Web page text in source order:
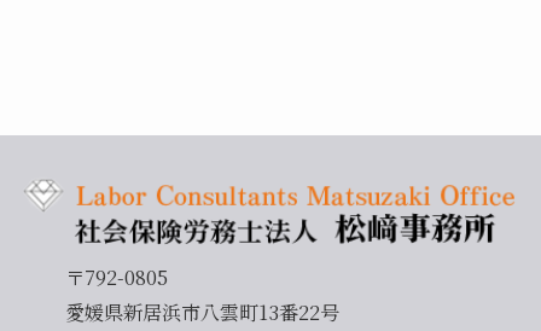
〒792-0805
愛媛県新居浜市八雲町13番22号